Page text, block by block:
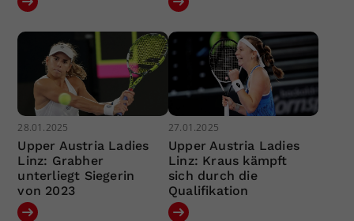
28.01.2025
Upper Austria Ladies
Linz: Grabher
unterliegt Siegerin
von 2023
27.01.2025
Upper Austria Ladies
Linz: Kraus kämpft
sich durch die
Qualifikation